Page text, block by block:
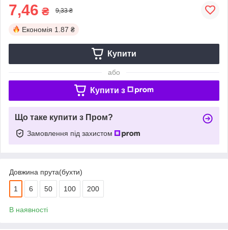
7,46 ₴ 9,33 ₴
Економія 1.87 ₴
Купити
або
Купити з
Що таке купити з Пром?
Замовлення під захистом
Довжина прута(бухти)
1 6 50 100 200
В наявності